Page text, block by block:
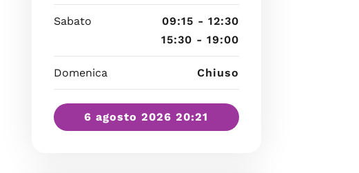
Sabato
09:15 - 12:30
15:30 - 19:00
Domenica Chiuso
6 agosto 2026 20:21